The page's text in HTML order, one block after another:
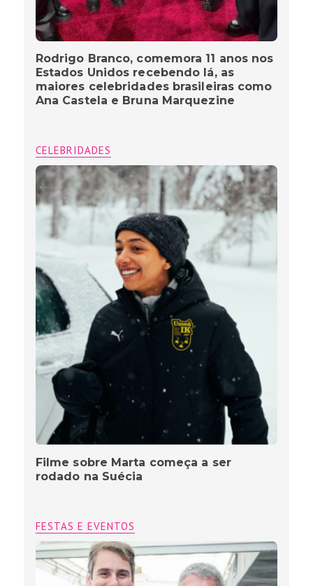
Rodrigo Branco, comemora 11 anos nos
Estados Unidos recebendo lá, as
maiores celebridades brasileiras como
Ana Castela e Bruna Marquezine
CELEBRIDADES
Filme sobre Marta começa a ser
rodado na Suécia
FESTAS E EVENTOS